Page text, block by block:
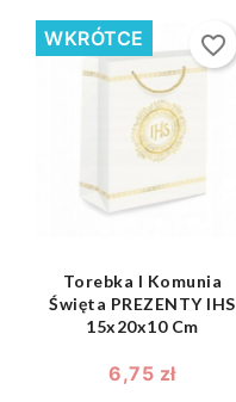

Torebka I Komunia
Święta PREZENTY IHS
15x20x10 Cm
6,75 zł
WKRÓTCE favorite_border